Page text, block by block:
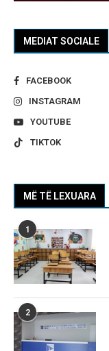
MEDIAT SOCIALE
FACEBOOK
INSTAGRAM
YOUTUBE
TIKTOK
MË TË LEXUARA
1
2